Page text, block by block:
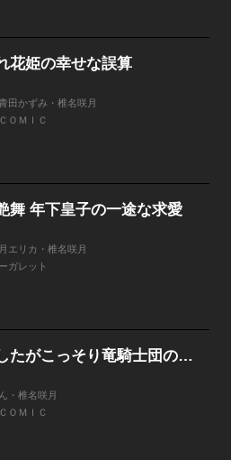
花姫の幸せな誤算
田かずみ・椎名咲月
ＯＭＩＣ
舞 年下皇子の一途な求愛
エリカ・椎名咲月
ガレット
王女でしたがこっそり竜騎士団の専属薬師になりました！【分冊版】
・椎名咲月
ＯＭＩＣ